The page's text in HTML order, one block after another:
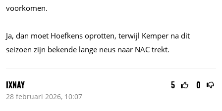
voorkomen.
Ja, dan moet Hoefkens oprotten, terwijl Kemper na dit
seizoen zijn bekende lange neus naar NAC trekt.
5 0
IXNAY
28 februari 2026, 10:07